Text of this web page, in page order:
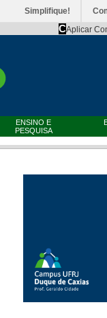
Simplifique!
CAplicar
ENSINO E
PESQUISA